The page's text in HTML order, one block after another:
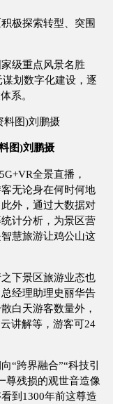
极探索转型、突围
级重点风景名胜
划数字化建设，逐
系。
图)刘鹏摄
全景直播，
无论身在何时何地
外，通过大数据对
计分析，为景区营
慧旅游让鸡公山这
下景区旅游业态也
经理助理史丽华告
白天游客数量外，
讲解等，游客可24
“跨界融合”“科技引
尊残损的观世音造像
到1300年前这尊造